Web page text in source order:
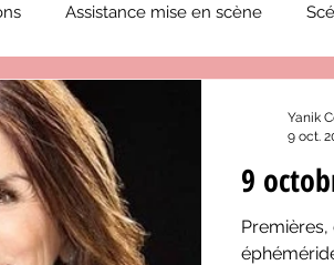
Assistance mise en scène
2020
2020-2021 Journal «BIENVENUE
9
Yanik
9 oct.